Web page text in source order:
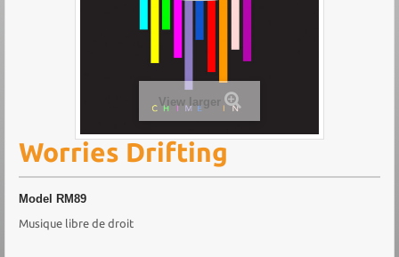
View larger
Worries Drifting
Model RM89
Musique libre de droit